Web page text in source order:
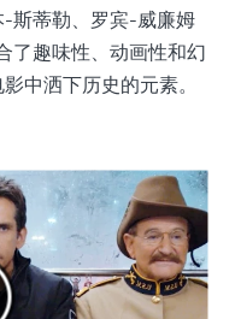
斯蒂勒、罗宾-威廉姆
了趣味性、动画性和幻
中洒下历史的元素。